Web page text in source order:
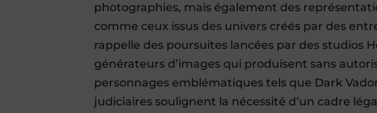
photographies, mais également des
comme ceux issus des univers créés par des
rappelle des poursuites lancées par des studios
générateurs d’images qui produisent sans
personnages emblématiques tels que Dark
judiciaires soulignent la nécessité d’un cadre